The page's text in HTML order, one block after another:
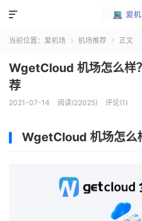

当前位置： 爱机场  机场推荐  正文
WgetCloud 机场怎么样
荐
2021-07-14 阅读(22025) 评论(1)
WgetCloud 机场怎么